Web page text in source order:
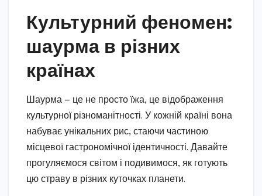
Культурний феномен:
шаурма в різних
країнах
Шаурма — це не просто їжа, це відображення
культурної різноманітності. У кожній країні вона
набуває унікальних рис, стаючи частиною
місцевої гастрономічної ідентичності. Давайте
прогуляємося світом і подивимося, як готують
цю страву в різних куточках планети.